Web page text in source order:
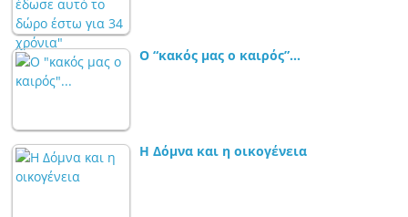
Ο “κακός μας ο καιρός”…
Η Δόμνα και η οικογένεια